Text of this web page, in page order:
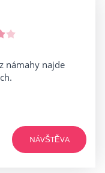
námahy najde
NÁVŠTĚVA